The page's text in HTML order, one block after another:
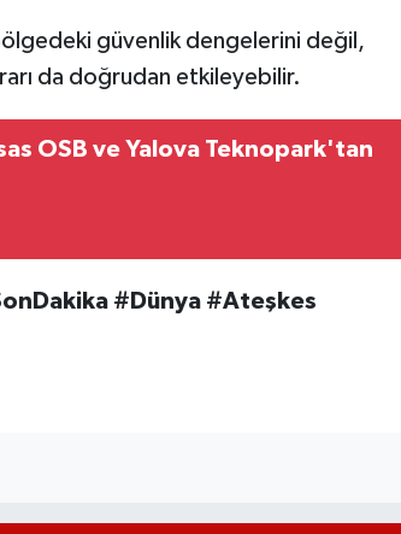
güvenlik dengelerini değil,
da doğrudan etkileyebilir.
OSB ve Yalova Teknopark'tan
#Dünya #Ateşkes